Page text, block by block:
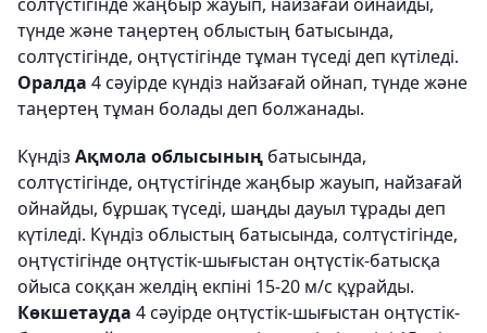
солтүстігінде жаңбыр жауып, найзағай ойнайды,
түнде және таңертең облыстың батысында,
солтүстігінде, оңтүстігінде тұман түседі деп күтіледі.
Оралда 4 сәуірде күндіз найзағай ойнап, түнде және
таңертең тұман болады деп болжанады.
Күндіз Ақмола облысының батысында,
солтүстігінде, оңтүстігінде жаңбыр жауып, найзағай
ойнайды, бұршақ түседі, шаңды дауыл тұрады деп
күтіледі. Күндіз облыстың батысында, солтүстігінде,
оңтүстігінде оңтүстік-шығыстан оңтүстік-батысқа
ойыса соққан желдің екпіні 15-20 м/с құрайды.
Көкшетауда 4 сәуірде оңтүстік-шығыстан оңтүстік-